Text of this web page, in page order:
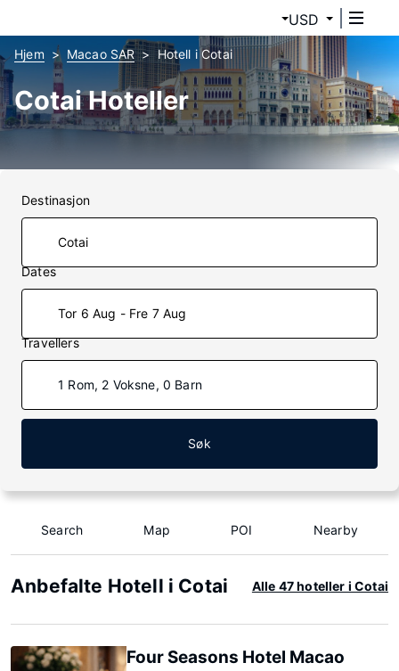
USD
Hjem Macao SAR Hotell i Cotai
Cotai Hoteller
Destinasjon
Dates
Tor 6 Aug - Fre 7 Aug
Travellers
1 Rom, 2 Voksne, 0 Barn
Søk
Search Map POI Nearby
Anbefalte Hotell i Cotai Alle 47 hoteller i Cotai
Four Seasons Hotel Macao